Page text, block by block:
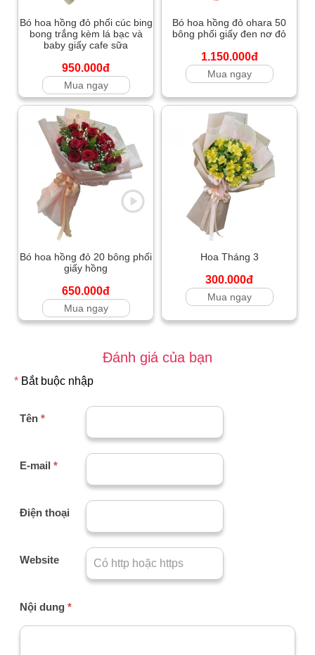
Bó hoa hồng đỏ phối cúc bing
bong trắng kèm lá bạc và
baby giấy cafe sữa
950.000đ
Mua ngay
Bó hoa hồng đỏ ohara 50
bông phối giấy đen nơ đỏ
1.150.000đ
Mua ngay
Bó hoa hồng đỏ 20 bông phối
giấy hồng
650.000đ
Mua ngay
Hoa Tháng 3
300.000đ
Mua ngay
Đánh giá của bạn
* Bắt buộc nhập
Tên *
E-mail *
Điện thoại
Website
Nội dung *